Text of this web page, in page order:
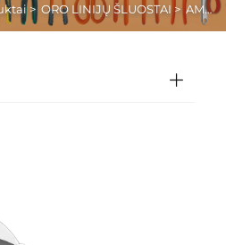
> ORO LINIJŲ ŠLUOSTAI > AMERICAN TYPE AVIATION SNIPS (Amerikos tipo aviacijos spragos)